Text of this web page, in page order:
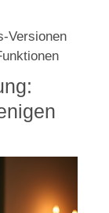
Versionen